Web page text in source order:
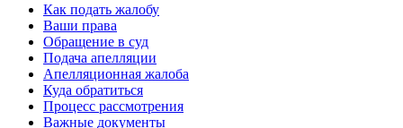
Как подать жалобу
Ваши права
Обращение в суд
Подача апелляции
Апелляционная жалоба
Куда обратиться
Процесс рассмотрения
Важные документы